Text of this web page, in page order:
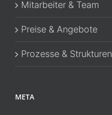
Mitarbeiter & Team
Preise & Angebote
Prozesse & Strukturen
META